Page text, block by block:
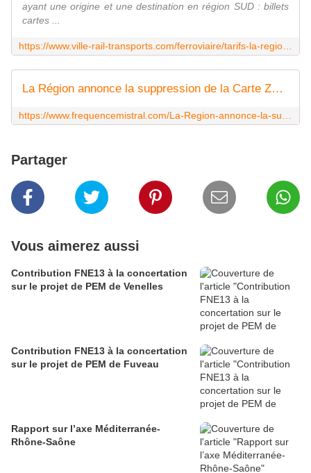
ayant une origine et une destination en région SUD : billets
cartes ...
La Région annonce la suppression de la Carte ZOU 50-75% et Avantage dans les Trains Express Régionaux.
Partager
Vous aimerez aussi
Contribution FNE13 à la concertation
sur le projet de PEM de Venelles
Contribution FNE13 à la concertation
sur le projet de PEM de Fuveau
Rapport sur l’axe Méditerranée-
Rhône-Saône